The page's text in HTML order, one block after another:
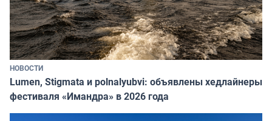
НОВОСТИ
Lumen, Stigmata и polnalyubvi: объявлены хедлайнеры
фестиваля «Имандра» в 2026 года